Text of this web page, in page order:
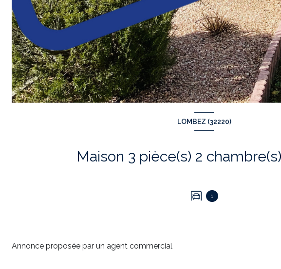
LOMBEZ (32220)
1
Annonce proposée par un agent commercial